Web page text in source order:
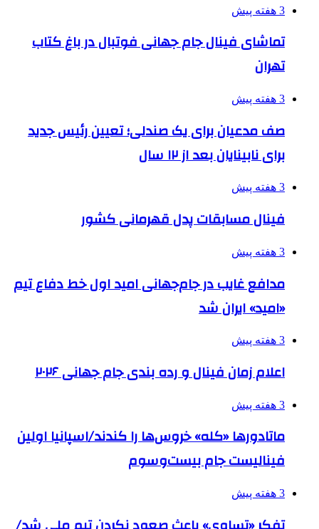
3 هفته پیش
تماشای فینال جام جهانی فوتبال در باغ کتاب
تهران
3 هفته پیش
صف مدعیان برای یک صندلی؛ تعیین رئیس جدید
برای نابینایان بعد از ۱۲ سال
3 هفته پیش
فینال مسابقات پدل قهرمانی کشور
3 هفته پیش
مدافع غایب در جام‌جهانی امید اول خط دفاع تیم
«امید» ایران شد
3 هفته پیش
اعلام زمان فینال و رده بندی جام جهانی ۲۰۲۶
3 هفته پیش
ماتادورها «کله» خروس‌ها را کندند/اسپانیا اولین
فینالیست جام بیست‌وسوم
3 هفته پیش